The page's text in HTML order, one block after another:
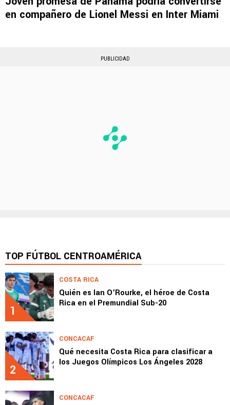
en compañero de Lionel Messi en Inter Miami
PUBLICIDAD
TOP FÚTBOL CENTROAMÉRICA
1
COSTA RICA
Quién es Ian O’Rourke, el héroe de Costa
Rica en el Premundial Sub-20
2
CONCACAF
Qué necesita Costa Rica para clasificar a
los Juegos Olímpicos Los Ángeles 2028
CONCACAF